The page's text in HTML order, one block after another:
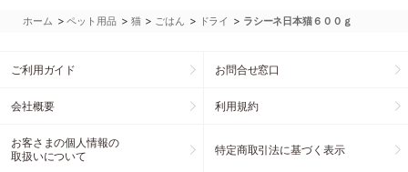
ホーム >ペット用品 > 猫 > ごはん > ドライ > ラシーネ日本猫６００ｇ
ご利用ガイド お問合せ窓口
会社概要 利用規約
お客さまの個人情報の
取扱いについて
特定商取引法に基づく表示